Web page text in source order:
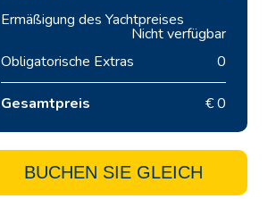
Ermäßigung des Yachtpreises
Nicht verfügbar
Obligatorische Extras
0
Gesamtpreis € 0
BUCHEN SIE GLEICH